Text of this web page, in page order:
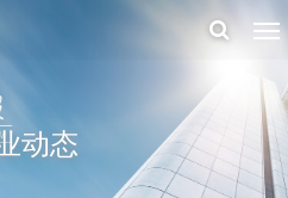
动态